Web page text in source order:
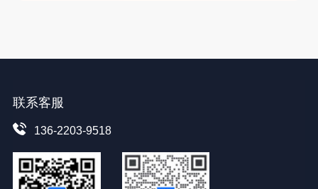
联系客服
136-2203-9518